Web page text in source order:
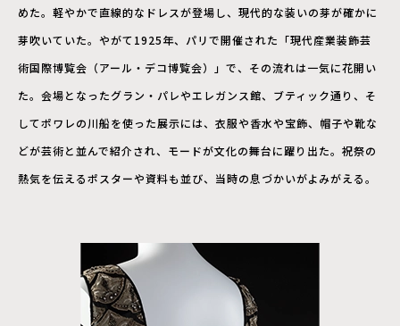
めた。軽やかで直線的なドレスが登場し、現代的な装いの芽が確かに
芽吹いていた。やがて1925年、パリで開催された「現代産業装飾芸
術国際博覧会（アール・デコ博覧会）」で、その流れは一気に花開い
た。会場となったグラン・パレやエレガンス館、ブティック通り、そ
してポワレの川船を使った展示には、衣服や香水や宝飾、帽子や靴な
どが芸術と並んで紹介され、モードが文化の舞台に躍り出た。祝祭の
熱気を伝えるポスターや資料も並び、当時の息づかいがよみがえる。